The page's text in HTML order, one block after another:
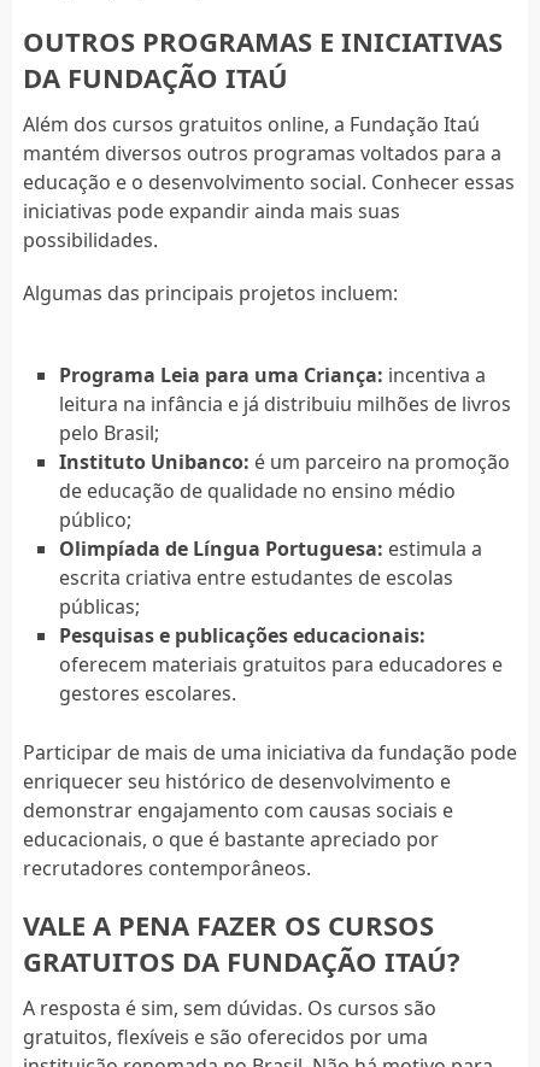
OUTROS PROGRAMAS E INICIATIVAS
DA FUNDAÇÃO ITAÚ
Além dos cursos gratuitos online, a Fundação Itaú
mantém diversos outros programas voltados para a
educação e o desenvolvimento social. Conhecer essas
iniciativas pode expandir ainda mais suas
possibilidades.
Algumas das principais projetos incluem:
Programa Leia para uma Criança: incentiva a
leitura na infância e já distribuiu milhões de livros
pelo Brasil;
Instituto Unibanco: é um parceiro na promoção
de educação de qualidade no ensino médio
público;
Olimpíada de Língua Portuguesa: estimula a
escrita criativa entre estudantes de escolas
públicas;
Pesquisas e publicações educacionais:
oferecem materiais gratuitos para educadores e
gestores escolares.
Participar de mais de uma iniciativa da fundação pode
enriquecer seu histórico de desenvolvimento e
demonstrar engajamento com causas sociais e
educacionais, o que é bastante apreciado por
recrutadores contemporâneos.
VALE A PENA FAZER OS CURSOS
GRATUITOS DA FUNDAÇÃO ITAÚ?
A resposta é sim, sem dúvidas. Os cursos são
gratuitos, flexíveis e são oferecidos por uma